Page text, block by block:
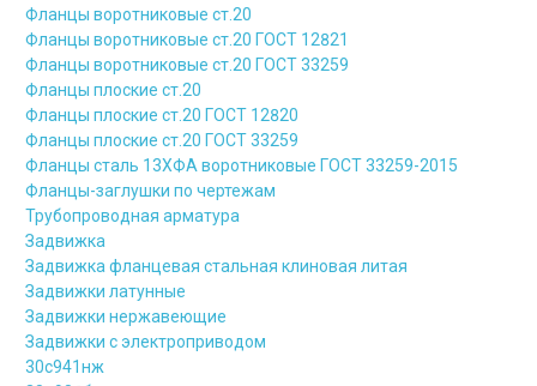
Фланцы воротниковые ст.20
Фланцы воротниковые ст.20 ГОСТ 12821
Фланцы воротниковые ст.20 ГОСТ 33259
Фланцы плоские ст.20
Фланцы плоские ст.20 ГОСТ 12820
Фланцы плоские ст.20 ГОСТ 33259
Фланцы сталь 13ХФА воротниковые ГОСТ 33259-2015
Фланцы-заглушки по чертежам
Трубопроводная арматура
Задвижка
Задвижка фланцевая стальная клиновая литая
Задвижки латунные
Задвижки нержавеющие
Задвижки с электроприводом
30с941нж